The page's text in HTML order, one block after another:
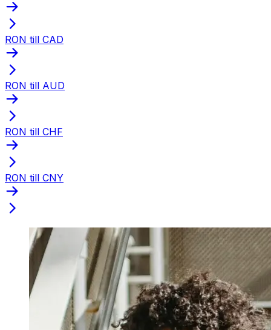
RON till CAD
RON till AUD
RON till CHF
RON till CNY